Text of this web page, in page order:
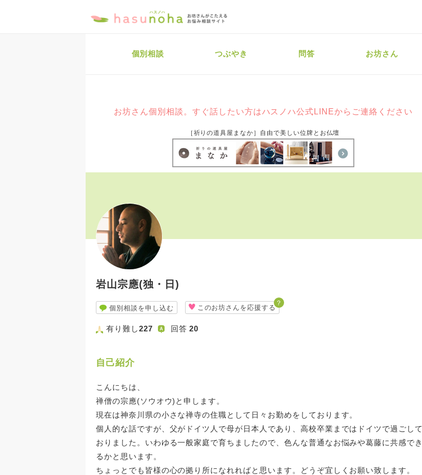
個別相談 つぶやき 問答 お坊さん
お坊さん個別相談。すぐ話したい方はハスノハ公式LINEからご連絡ください
［祈りの道具屋まなか］自由で美しい位牌とお仏壇
岩山宗應(独・日)
個別相談を申し込む このお坊さんを応援する
？
有り難し227 回答 20
自己紹介
こんにちは、
禅僧の宗應(ソウオウ)と申します。
現在は神奈川県の小さな禅寺の住職として日々お勤めをしております。
個人的な話ですが、父がドイツ人で母が日本人であり、高校卒業まではドイツで過ごして
おりました。いわゆる一般家庭で育ちましたので、色んな普通なお悩みや葛藤に共感でき
るかと思います。
ちょっとでも皆様の心の拠り所になれればと思います。どうぞ宜しくお願い致します。